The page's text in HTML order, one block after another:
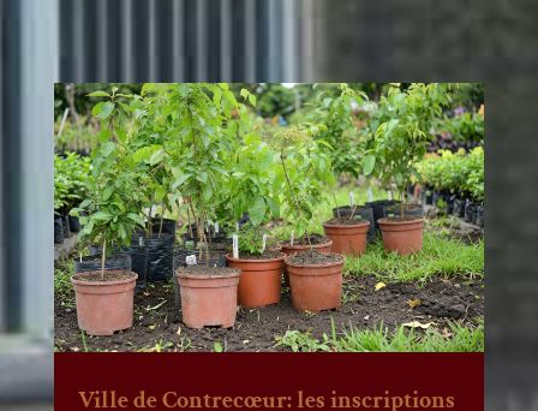
Ville de Contrecœur: les inscriptions